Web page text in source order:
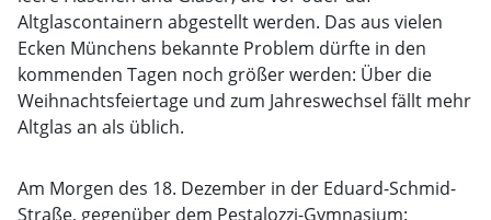
Altglascontainern abgestellt werden. Das aus vielen
Ecken Münchens bekannte Problem dürfte in den
kommenden Tagen noch größer werden: Über die
Weihnachtsfeiertage und zum Jahreswechsel fällt mehr
Altglas an als üblich.
Am Morgen des 18. Dezember in der Eduard-Schmid-
Straße, gegenüber dem Pestalozzi-Gymnasium: